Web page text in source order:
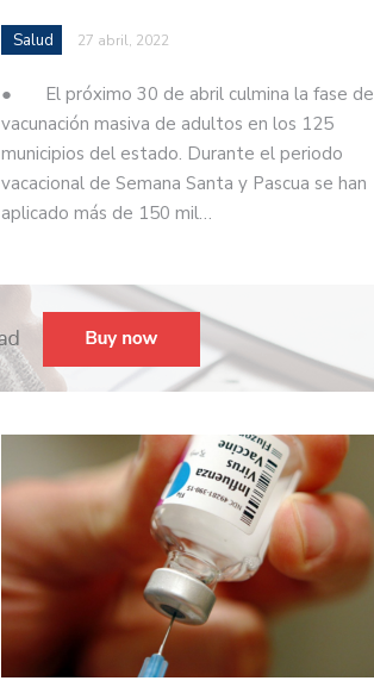
Salud 27 abril, 2022
● El próximo 30 de abril culmina la fase de
vacunación masiva de adultos en los 125
municipios del estado. Durante el periodo
vacacional de Semana Santa y Pascua se han
aplicado más de 150 mil…